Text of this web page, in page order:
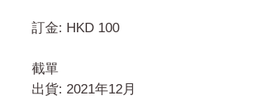
訂金: HKD 100
截單
出貨: 2021年12月